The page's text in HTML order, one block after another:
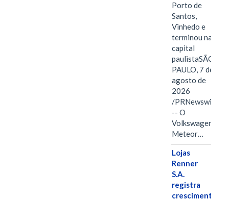
Porto de
Santos,
Vinhedo e
terminou na
capital
paulistaSÃO
PAULO, 7 de
agosto de
2026
/PRNewswire/
-- O
Volkswagen
Meteor…
Lojas
Renner
S.A.
registra
crescimento